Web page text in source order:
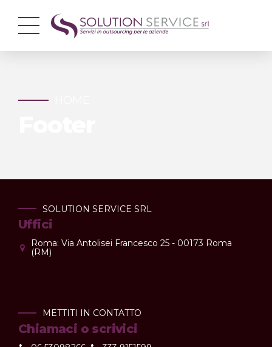
SOLUTION SERVICE SRL
Uffici
Roma: Via Antolisei Francesco 25 - 00173 Roma
(RM)
METTITI IN CONTATTO
Chiamaci o scrivici